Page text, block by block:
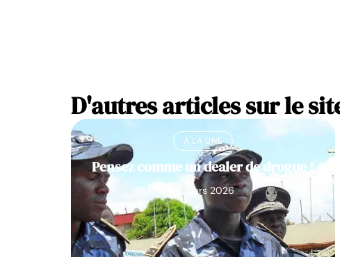
D'autres articles sur le
À LA UNE
Pensez comme un dealer de drogue !
10 mars 2026